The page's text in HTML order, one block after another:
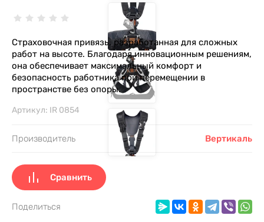
Страховочная привязь, разработанная для сложных
работ на высоте. Благодаря инновационным решениям,
она обеспечивает максимальный комфорт и
безопасность работника при перемещении в
пространстве без опоры.
Артикул: IR 0854
Производитель Вертикаль
Сравнить
Поделиться